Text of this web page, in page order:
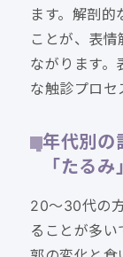
ます。解剖
ことが、表
ながります。
な触診プロセ
年代別
「たる
20〜30代の
ることが多